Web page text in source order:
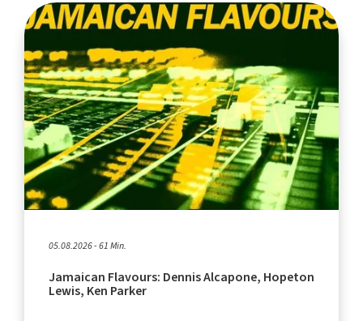
05.08.2026 - 61 Min.
Jamaican Flavours: Dennis Alcapone, Hopeton
Lewis, Ken Parker